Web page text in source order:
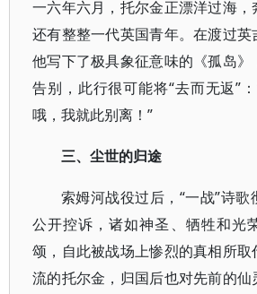
一六年六月，托尔金正漂洋过海，
还有整整一代英国青年。在渡过英
他写下了极具象征意味的《孤岛》
告别，此行很可能将“去而无返”
哦，我就此别离！”
三、尘世的归途
索姆河战役过后，“一战”诗
公开控诉，诸如神圣、牺牲和光
颂，自此被战场上惨烈的真相所取
流的托尔金，归国后也对先前的仙